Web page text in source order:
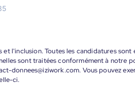
l'inclusion. Toutes les candidatures
sont traitées conformément à notre
donnees@iziwork.com. Vous pouvez
ci.